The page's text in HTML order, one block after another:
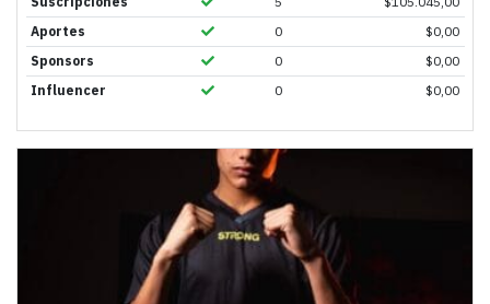
Aportes
0 $0,00
Sponsors
0 $0,00
Influencer
0 $0,00